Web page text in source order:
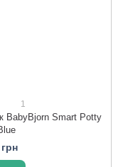
1
BabyBjorn Smart Potty